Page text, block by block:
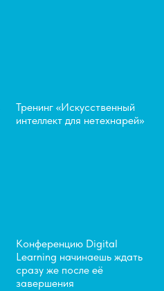
Тренинг «Искусственный
интеллект для нетехнарей»
Конференцию Digital
Learning начинаешь ждать
сразу же после её
завершения